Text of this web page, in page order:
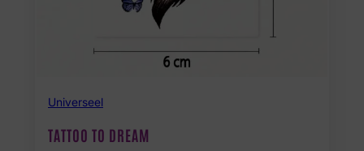
Universeel
TATTOO TO DREAM